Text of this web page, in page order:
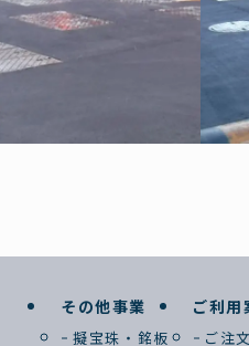
その他事業
擬宝珠・銘板
ご利用
ご注